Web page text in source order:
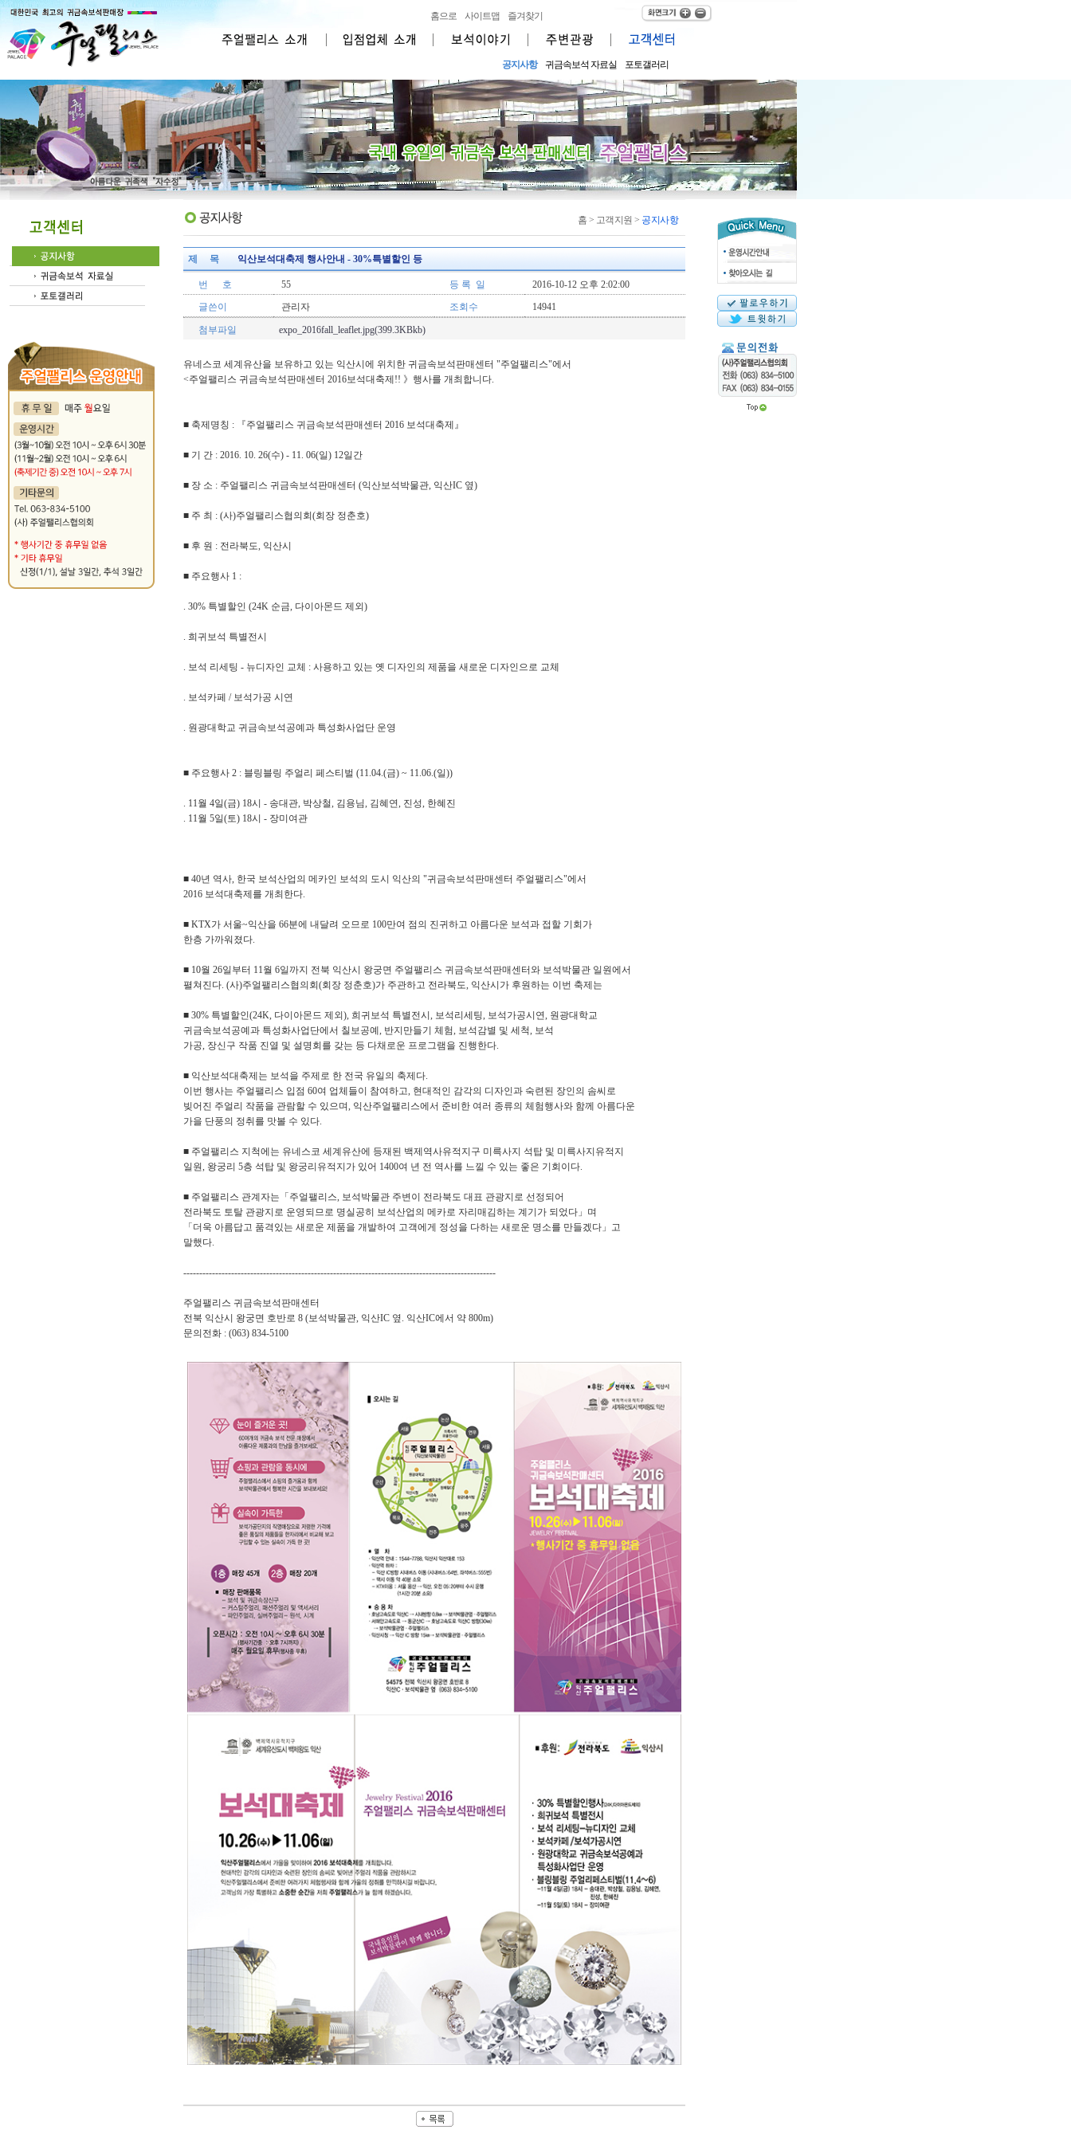
홈으로 사이트맵 즐겨찾기
공지사항 귀금속보석 자료실 포토갤러리
홈 > 고객지원 > 공지사항
제 목 익산보석대축제 행사안내 - 30%특별할인 등
번 호 55 등 록 일
2016-10-12 오후 2:02:00
글쓴이
관리자 조회수 14941
첨부파일 expo_2016fall_leaflet.jpg(399.3KBkb)
유네스코 세계유산을 보유하고 있는 익산시에 위치한 귀금속보석판매센터 "주얼팰리스"에서
<주얼팰리스 귀금속보석판매센터 2016보석대축제!! 》행사를 개최합니다.
■ 축제명칭 : 『주얼팰리스 귀금속보석판매센터 2016 보석대축제』
■ 기 간 : 2016. 10. 26(수) - 11. 06(일) 12일간
■ 장 소 : 주얼팰리스 귀금속보석판매센터 (익산보석박물관, 익산IC 옆)
■ 주 최 : (사)주얼팰리스협의회(회장 정춘호)
■ 후 원 : 전라북도, 익산시
■ 주요행사 1 :
. 30% 특별할인 (24K 순금, 다이아몬드 제외)
. 희귀보석 특별전시
. 보석 리세팅 - 뉴디자인 교체 : 사용하고 있는 옛 디자인의 제품을 새로운 디자인으로 교체
. 보석카페 / 보석가공 시연
. 원광대학교 귀금속보석공예과 특성화사업단 운영
■ 주요행사 2 : 블링블링 주얼리 페스티벌 (11.04.(금) ~ 11.06.(일))
. 11월 4일(금) 18시 - 송대관, 박상철, 김용님, 김혜연, 진성, 한혜진
. 11월 5일(토) 18시 - 장미여관
■ 40년 역사, 한국 보석산업의 메카인 보석의 도시 익산의 "귀금속보석판매센터 주얼팰리스"에서
2016 보석대축제를 개최한다.
■ KTX가 서울~익산을 66분에 내달려 오므로 100만여 점의 진귀하고 아름다운 보석과 접할 기회가
한층 가까워졌다.
■ 10월 26일부터 11월 6일까지 전북 익산시 왕궁면 주얼팰리스 귀금속보석판매센터와 보석박물관 일원에서
펼쳐진다. (사)주얼팰리스협의회(회장 정춘호)가 주관하고 전라북도, 익산시가 후원하는 이번 축제는
■ 30% 특별할인(24K, 다이아몬드 제외), 희귀보석 특별전시, 보석리세팅, 보석가공시연, 원광대학교
귀금속보석공예과 특성화사업단에서 칠보공예, 반지만들기 체험, 보석감별 및 세척, 보석
가공, 장신구 작품 진열 및 설명회를 갖는 등 다채로운 프로그램을 진행한다.
■ 익산보석대축제는 보석을 주제로 한 전국 유일의 축제다.
이번 행사는 주얼팰리스 입점 60여 업체들이 참여하고, 현대적인 감각의 디자인과 숙련된 장인의 솜씨로
빚어진 주얼리 작품을 관람할 수 있으며, 익산주얼팰리스에서 준비한 여러 종류의 체험행사와 함께 아름다운
가을 단풍의 정취를 맛볼 수 있다.
■ 주얼팰리스 지척에는 유네스코 세계유산에 등재된 백제역사유적지구 미륵사지 석탑 및 미륵사지유적지
일원, 왕궁리 5층 석탑 및 왕궁리유적지가 있어 1400여 년 전 역사를 느낄 수 있는 좋은 기회이다.
■ 주얼팰리스 관계자는「주얼팰리스, 보석박물관 주변이 전라북도 대표 관광지로 선정되어
전라북도 토탈 관광지로 운영되므로 명실공히 보석산업의 메카로 자리매김하는 계기가 되었다」며
「더욱 아름답고 품격있는 새로운 제품을 개발하여 고객에게 정성을 다하는 새로운 명소를 만들겠다」고
말했다.
--------------------------------------------------------------------------------------------------
주얼팰리스 귀금속보석판매센터
전북 익산시 왕궁면 호반로 8 (보석박물관, 익산IC 옆. 익산IC에서 약 800m)
문의전화 : (063) 834-5100